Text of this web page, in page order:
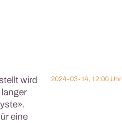
wird
eine
2024-03-14, 12:00 Uhr